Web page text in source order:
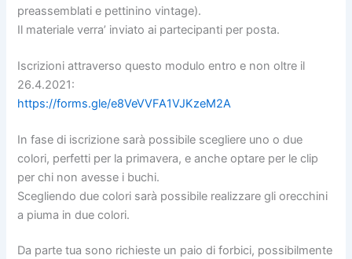
preassemblati e pettinino vintage).
Il materiale verra’ inviato ai partecipanti per posta.
Iscrizioni attraverso questo modulo entro e non oltre il
26.4.2021:
https://forms.gle/e8VeVVFA1VJKzeM2A
In fase di iscrizione sarà possibile scegliere uno o due
colori, perfetti per la primavera, e anche optare per le clip
per chi non avesse i buchi.
Scegliendo due colori sarà possibile realizzare gli orecchini
a piuma in due colori.
Da parte tua sono richieste un paio di forbici, possibilmente